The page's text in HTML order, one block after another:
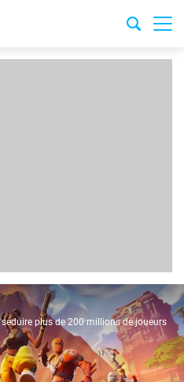
plus de 200 millions de joueurs